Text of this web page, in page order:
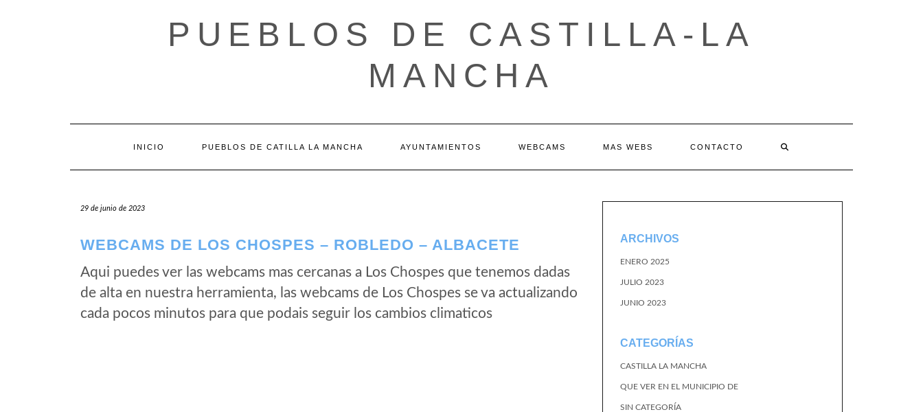
PUEBLOS DE CASTILLA-LA
MANCHA
INICIO PUEBLOS DE CATILLA LA MANCHA AYUNTAMIENTOS WEBCAMS MAS WEBS CONTACTO
29 de junio de 2023
WEBCAMS DE LOS CHOSPES – ROBLEDO – ALBACETE
Aqui puedes ver las webcams mas cercanas a Los Chospes que tenemos dadas
de alta en nuestra herramienta, las webcams de Los Chospes se va actualizando
cada pocos minutos para que podais seguir los cambios climaticos
ARCHIVOS
ENERO 2025
JULIO 2023
JUNIO 2023
CATEGORÍAS
CASTILLA LA MANCHA
QUE VER EN EL MUNICIPIO DE
SIN CATEGORÍA